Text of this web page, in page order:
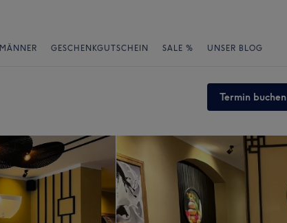
MÄNNER GESCHENKGUTSCHEIN SALE % UNSER BLOG
Termin buchen